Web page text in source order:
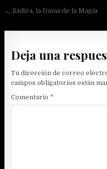
Navegación
de
← Sadira, la Dama de la Magia
Deja una
Tu dirección de correo
campos obligatorios están
Comentario *